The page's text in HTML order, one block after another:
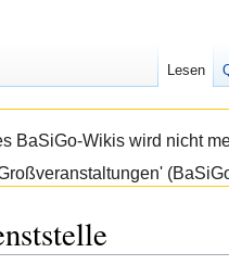
BaSiGo-Wikis wird nicht
Lesen